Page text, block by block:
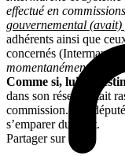
effectué en
gouvernemental (avait)
adhérents ainsi que
concernés
momentanément
Comme si, lui qui
dans son réseau, était
commission. Les
s’emparer du sujet.
Partager sur :